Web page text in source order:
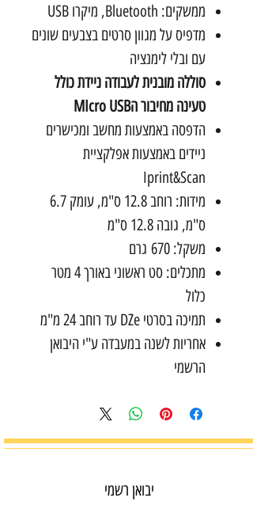
ממשקים: Bluetooth, מיקרו USB
מדפיס על מגוון סרטים בצבעים שונים
עם ובלי לימנציה
סוללה מובנית לעבודה ניידת כולל
טעינה מחיבור הMIcro USB
הדפסה באמצעות מחשב ומכישרים
ניידים באמצעות אפלקציית
Iprint&Scan
מידות: רוחב 12.8 ס"מ, עומק 6.7
ס"מ, גובה 12.8 ס"מ
משקל: 670 גרם
מתכלים: סט ראשוני באורך 4 מטר
כלול
תמיכה בסרטי DZe עד רוחב 24 מ"מ
אחריות לשנה במעבדה ע"י היבואן
הרשמי
יבואן רשמי